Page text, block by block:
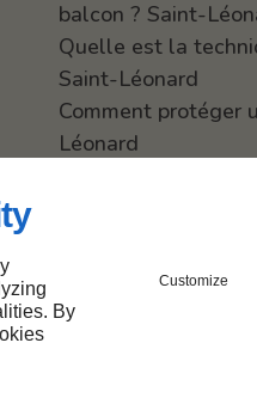
By
Customize
balcon ? Saint-
Quelle est la
Saint-Léonard
Comment protéger
Léonard
Quelles astuces
Quelle est la
Quels sont les